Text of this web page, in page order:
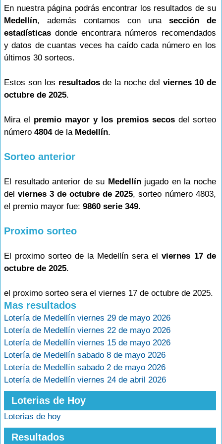
En nuestra página podrás encontrar los resultados de su
Medellín, además contamos con una sección de
estadísticas donde encontrara números recomendados
y datos de cuantas veces ha caído cada número en los
últimos 30 sorteos.
Estos son los resultadosde la noche del viernes 10 de
octubre de 2025.
Mira el premio mayor y los premios secosdel sorteo
número 4804de la Medellín.
Sorteo anterior
El resultado anterior de su Medellínjugado en la noche
delviernes 3 de octubre de 2025, sorteo número 4803,
el premio mayor fue: 9860 serie 349.
Proximo sorteo
El proximo sorteo de la Medellín sera elviernes 17 de
octubre de 2025.
el proximo sorteo sera el viernes 17 de octubre de 2025.
Mas resultados
Lotería de Medellín viernes 29 de mayo 2026
Lotería de Medellín viernes 22 de mayo 2026
Lotería de Medellín viernes 15 de mayo 2026
Lotería de Medellín sabado 8 de mayo 2026
Lotería de Medellín sabado 2 de mayo 2026
Lotería de Medellín viernes 24 de abril 2026
Loterias de Hoy
Loterias de hoy
Resultados